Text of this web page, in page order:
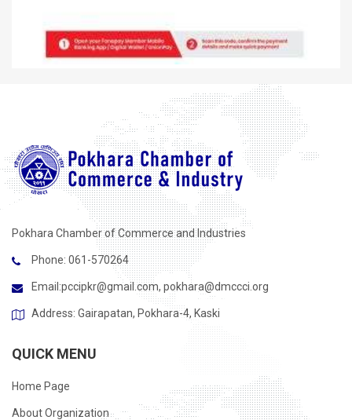
Pokhara Chamber of Commerce and Industries
Phone: 061-570264
Email:pccipkr@gmail.com, pokhara@dmccci.org
Address: Gairapatan, Pokhara-4, Kaski
QUICK MENU
Home Page
About Organization